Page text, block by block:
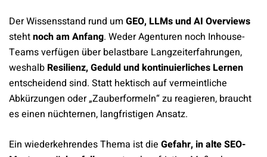
Der Wissensstand rund um GEO, LLMs und AI Overviews
stehtnoch am Anfang. Weder Agenturen noch Inhouse-
Teams verfügen über belastbare Langzeiterfahrungen,
weshalb Resilienz, Geduld und kontinuierliches Lernen
entscheidend sind. Statt hektisch auf vermeintliche
Abkürzungen oder „Zauberformeln“ zu reagieren, braucht
es einen nüchternen, langfristigen Ansatz.
Ein wiederkehrendes Thema ist die Gefahr, in alte SEO-